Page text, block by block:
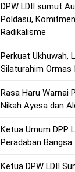
DPW LDII sumut
Poldasu,
Radikalisme
Perkuat Ukhuwah,
Silaturahim
Rasa Haru Warnai
Nikah Ayesa dan
Ketua Umum DPP
Peradaban Bangsa
Ketua DPW LDII